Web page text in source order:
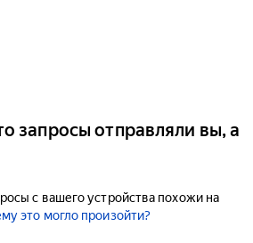
запросы отправляли вы, а
с вашего устройства похожи на
это могло произойти?